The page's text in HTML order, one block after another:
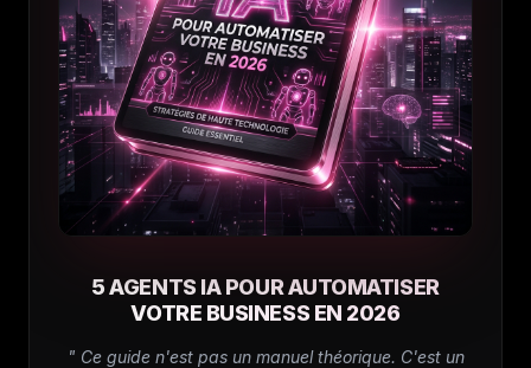
5 AGENTS IA POUR AUTOMATISER
VOTRE BUSINESS EN 2026
" Ce guide n'est pas un manuel théorique. C'est un